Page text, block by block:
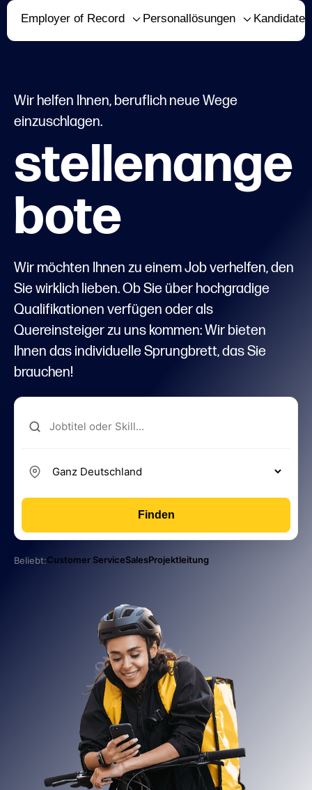
Employer of Record Personallösungen Kandidaten
Wir helfen Ihnen, beruflich neue Wege
einzuschlagen.
stellenange
bote
Wir möchten Ihnen zu einem Job verhelfen, den
Sie wirklich lieben. Ob Sie über hochgradige
Qualifikationen verfügen oder als
Quereinsteiger zu uns kommen: Wir bieten
Ihnen das individuelle Sprungbrett, das Sie
brauchen!
Finden
Beliebt:Customer ServiceSalesProjektleitung